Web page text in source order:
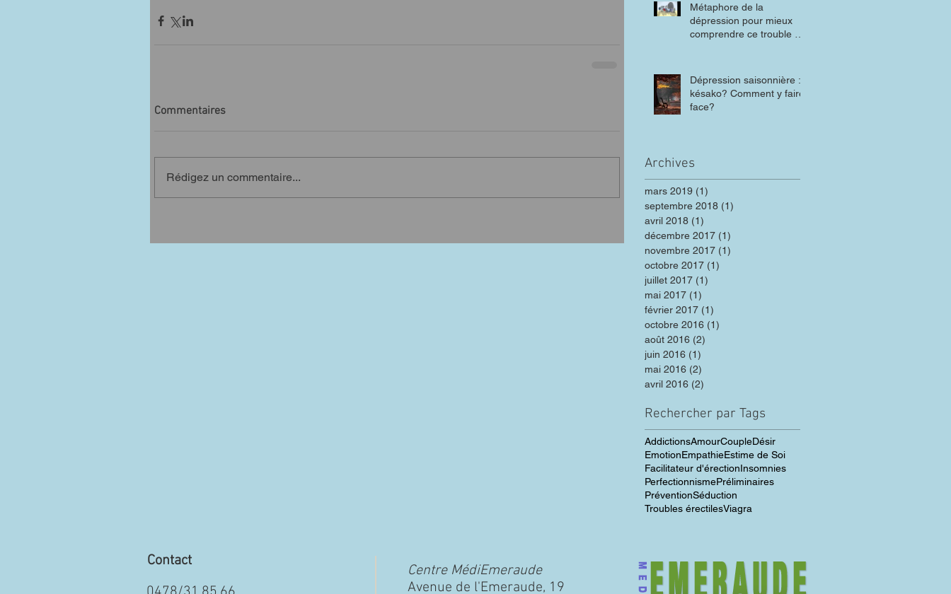
Commentaires
Rédigez un commentaire...
Métaphore de la
dépression pour mieux
comprendre ce trouble de
Dépression saisonnière :
késako? Comment y faire
face?
Archives
mars 2019 (1)
septembre 2018 (1)
avril 2018 (1)
décembre 2017 (1)
novembre 2017 (1)
octobre 2017 (1)
juillet 2017 (1)
mai 2017 (1)
février 2017 (1)
octobre 2016 (1)
août 2016 (2)
juin 2016 (1)
mai 2016 (2)
avril 2016 (2)
Rechercher par Tags
AddictionsAmourCoupleDésir
EmotionEmpathieEstime de Soi
Facilitateur d'érectionInsomnies
PerfectionnismePréliminaires
PréventionSéduction
Troubles érectilesViagra
Contact
Centre MédiEmeraude
Avenue de l'Emeraude, 19